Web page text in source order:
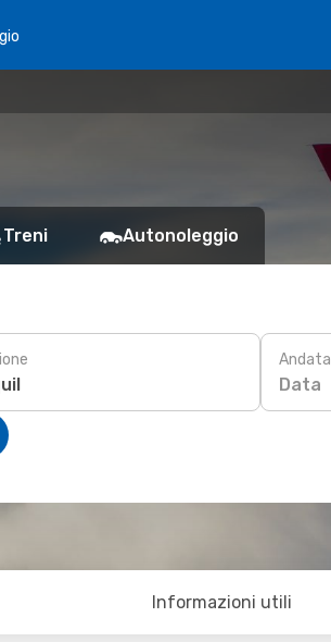
Treni Autonoleggio
Andata
Data
Informazioni utili